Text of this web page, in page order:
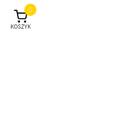
KOSZYK
0